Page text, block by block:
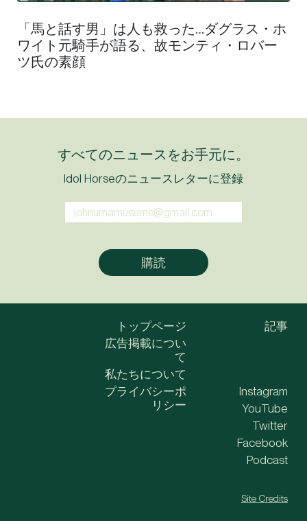
「馬と話す男」は人も救った…ダグラス・ホ
ワイト元騎手が語る、故モンティ・ロバー
ツ氏の素顔
すべてのニュースをお手元に。
Idol Horseのニュースレターに登録
トップページ
広告掲載につい
て
私たちについて
記事
プライバシーポ
リシー
Instagram
YouTube
Twitter
Facebook
Podcast
Site Credits